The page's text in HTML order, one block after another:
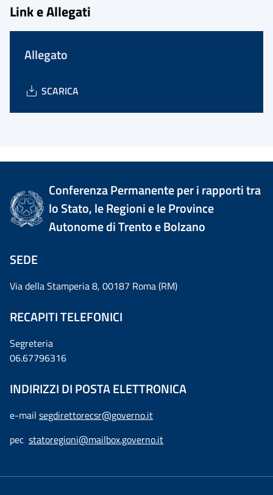
Link e Allegati
Allegato
SCARICA
Conferenza Permanente per i rapporti tra
lo Stato, le Regioni e le Province
Autonome di Trento e Bolzano
SEDE
Via della Stamperia 8, 00187 Roma (RM)
RECAPITI TELEFONICI
Segreteria
06.67796316
INDIRIZZI DI POSTA ELETTRONICA
e-mail segdirettorecsr@governo.it
pec statoregioni@mailbox.governo.it